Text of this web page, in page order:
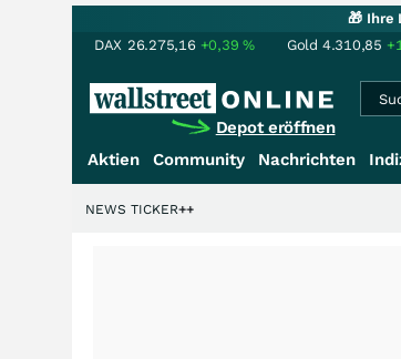
🎁 Ihre
DAX 26.275,16 +0,39% Gold 4.310,85
Depot eröffnen
Aktien Community Nachrichten
+++NEWS TICKER